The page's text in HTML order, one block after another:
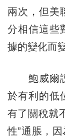
兩次，但美
分相信這些
據的變化而
鮑威爾説
於有利的低
有了關稅就
性”通脹，